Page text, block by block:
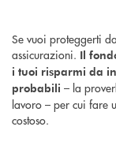
Se vuoi proteggerti
assicurazioni. Il
i tuoi risparmi da
probabili – la
lavoro – per cui fare
costoso.